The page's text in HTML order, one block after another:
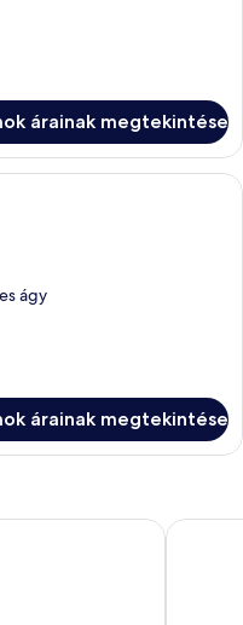
árainak megtekintése
háromágyas szoba |
ágy
árainak megtekintése
ibis